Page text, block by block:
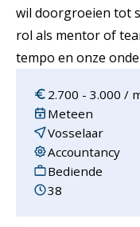
wil doorgroeien tot
rol als mentor of
tempo en onze
2.700 - 3.000 /
Meteen
Vosselaar
Accountancy
Bediende
38